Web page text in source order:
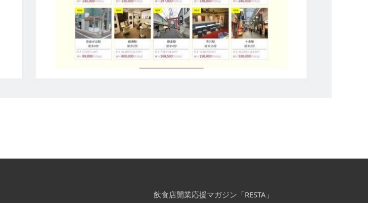
飲食店開業応援マガジン「RESTA」